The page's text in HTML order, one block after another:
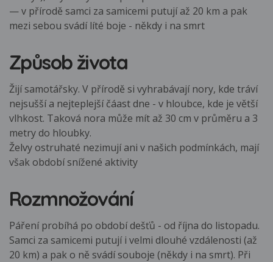
— v přírodě samci za samicemi putují až 20 km a pak
mezi sebou svádí líté boje - někdy i na smrt
Způsob života
Žijí samotářsky. V přírodě si vyhrabávají nory, kde tráví
nejsušší a nejteplejší čáast dne - v hloubce, kde je větší
vlhkost. Taková nora může mít až 30 cm v průměru a 3
metry do hloubky.
Želvy ostruhaté nezimují ani v našich podmínkách, mají
však období snížené aktivity
Rozmnožování
Páření probíhá po období dešťů - od října do listopadu.
Samci za samicemi putují i velmi dlouhé vzdálenosti (až
20 km) a pak o ně svádí souboje (někdy i na smrt). Při